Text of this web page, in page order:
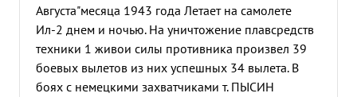
Августа"месяца 1943 года Летает на самолете
Ил-2 днем и ночью. На уничтожение плавсредств
техники 1 живои силы противника произвел 39
боевых вылетов из них успешных 34 вылета. В
боях с немецкими захватчиками т. ПЫСИН